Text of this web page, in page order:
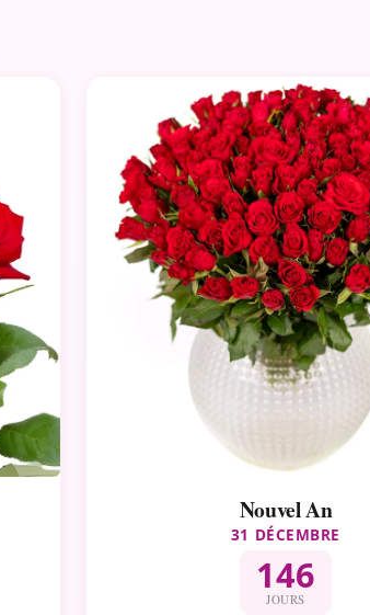
Nouvel An
31 DÉCEMBRE
146
JOURS